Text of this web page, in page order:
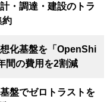
・調達・建設のトラ
約
化基盤を「OpenShi
間の費用を2割減
盤でゼロトラストを